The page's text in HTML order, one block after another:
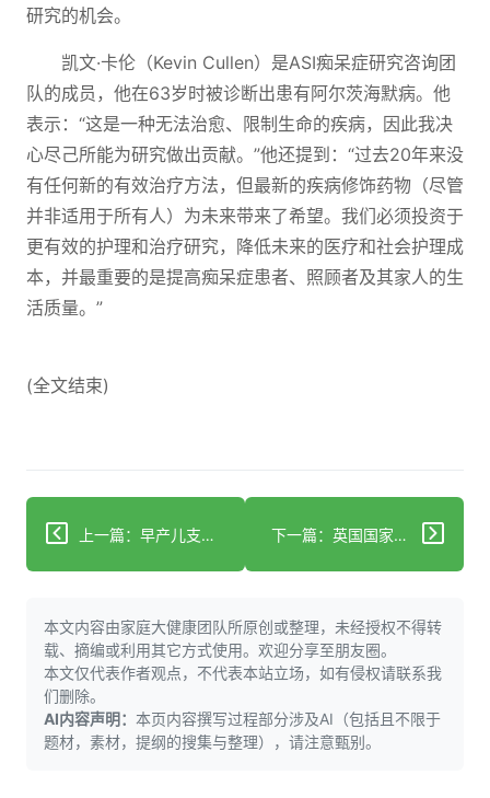
研究的机会。
凯文·卡伦（Kevin Cullen）是ASI痴呆症研究咨询团
队的成员，他在63岁时被诊断出患有阿尔茨海默病。他
表示：“这是一种无法治愈、限制生命的疾病，因此我决
心尽己所能为研究做出贡献。”他还提到：“过去20年来没
有任何新的有效治疗方法，但最新的疾病修饰药物（尽管
并非适用于所有人）为未来带来了希望。我们必须投资于
更有效的护理和治疗研究，降低未来的医疗和社会护理成
本，并最重要的是提高痴呆症患者、照顾者及其家人的生
活质量。”
(全文结束)
上一篇：早产儿支持社区探讨全球新生儿护理与ROP新希望 下一篇：英国国家医疗服务体系拒绝对现有阿尔茨海默病修饰药物提供保险覆盖
本文内容由家庭大健康团队所原创或整理，未经授权不得转
载、摘编或利用其它方式使用。欢迎分享至朋友圈。
本文仅代表作者观点，不代表本站立场，如有侵权请联系我
们删除。
AI内容声明： 本页内容撰写过程部分涉及AI（包括且不限于
题材，素材，提纲的搜集与整理），请注意甄别。